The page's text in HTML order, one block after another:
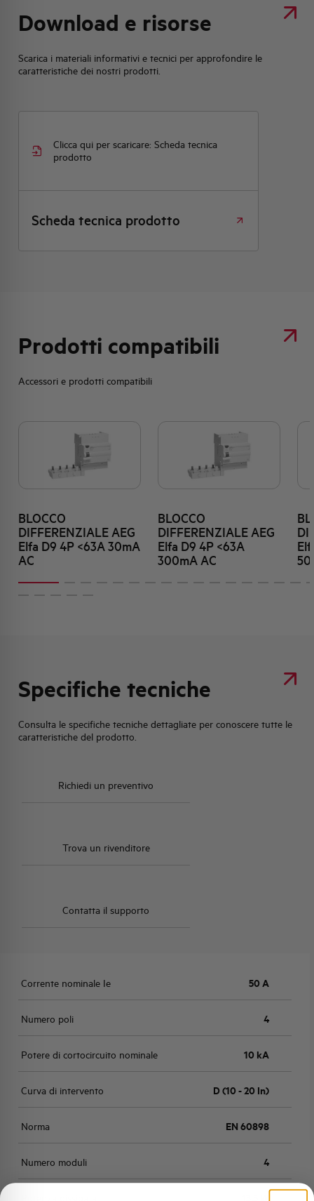
Download e risorse
Scarica i materiali informativi e tecnici per approfondire le
caratteristiche dei nostri prodotti.
Clicca qui per scaricare: Scheda tecnica
prodotto
Scheda tecnica prodotto
Prodotti compatibili
Accessori e prodotti compatibili
BLOCCO
DIFFERENZIALE AEG
Elfa D9 4P <63A 30mA
AC
BLOCCO
DIFFERENZIALE AEG
Elfa D9 4P <63A
300mA AC
Specifiche tecniche
Consulta le specifiche tecniche dettagliate per conoscere tutte le
caratteristiche del prodotto.
Richiedi un preventivo
Trova un rivenditore
Contatta il supporto
Corrente nominale Ie 50 A
Numero poli 4
Potere di cortocircuito nominale 10 kA
Curva di intervento D (10 - 20 In)
Norma EN 60898
Numero moduli 4